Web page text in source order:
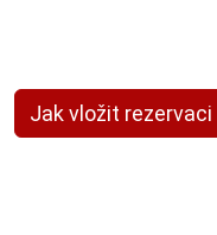
Jak vložit